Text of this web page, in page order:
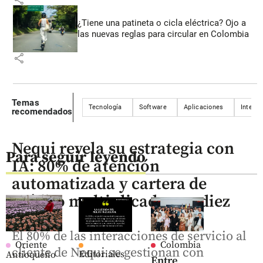
¿Tiene una patineta o cicla eléctrica? Ojo a
las nuevas reglas para circular en Colombia
share
Temas
recomendados
Tecnología Software Aplicaciones
Para seguir leyendo
Oriente
Antioqueño
Editoriales
Colombia
Nequi revela su estrategia con
IA: 80% de atención
automatizada y cartera de
crédito multiplicada por diez
El 80% de las interacciones de servicio al
cliente de Nequi se gestionan con